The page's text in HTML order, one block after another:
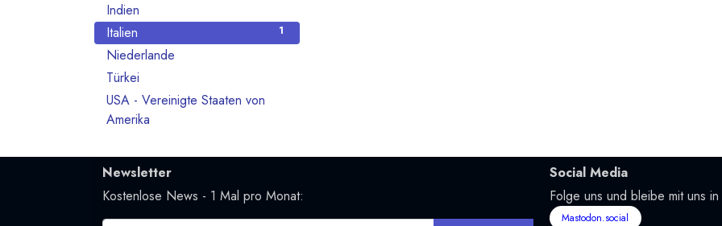
Indien
1
Italien
Niederlande
Türkei
USA - Vereinigte Staaten von
Amerika
Newsletter
Kostenlose News - 1 Mal pro Monat:
Social Media
Folge uns und bleibe mit uns in
Mastodon.social